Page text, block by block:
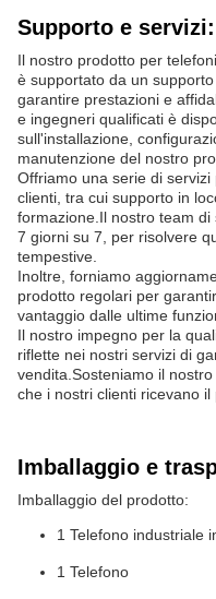
Supporto e servizi:
Il nostro prodotto per
è supportato da un
garantire prestazioni e
e ingegneri qualificati è
sull'installazione,
manutenzione del nostro
Offriamo una serie di
clienti, tra cui supporto in
formazione.Il nostro team di
7 giorni su 7, per risolvere
tempestive.
Inoltre, forniamo
prodotto regolari per
vantaggio dalle ultime
Il nostro impegno per la
riflette nei nostri servizi di
vendita.Sosteniamo il
che i nostri clienti ricevano
Imballaggio e
Imballaggio del prodotto:
1 Telefono industriale
1 Telefono